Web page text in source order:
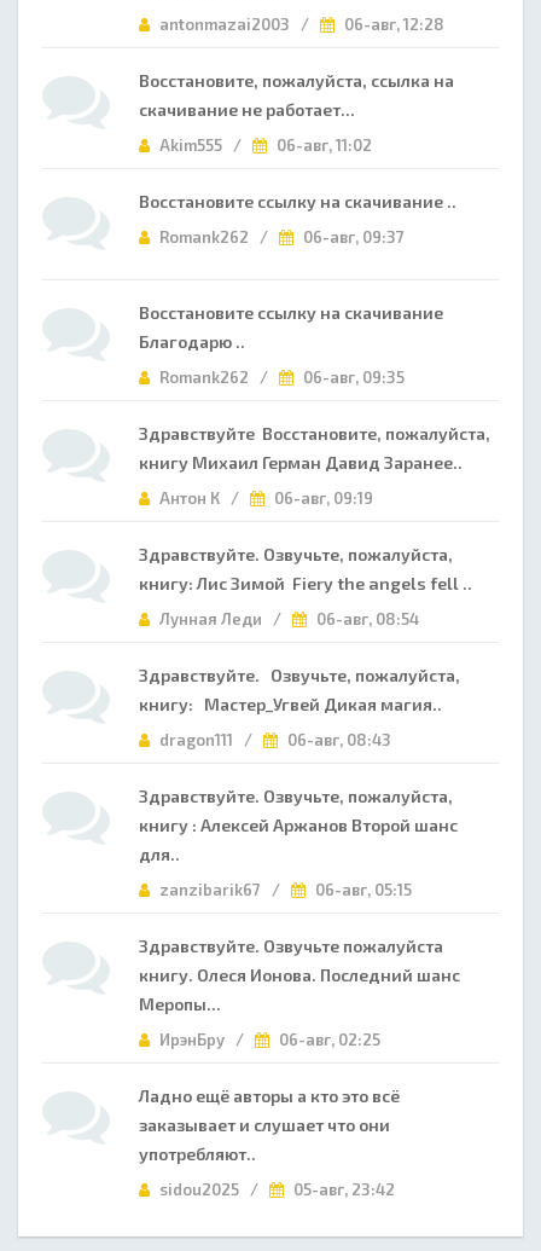
antonmazai2003 / 06-авг, 12:28
Восстановите, пожалуйста, ссылка на
скачивание не работает...
Akim555 / 06-авг, 11:02
Восстановите ссылку на скачивание ..
Romank262 / 06-авг, 09:37
Восстановите ссылку на скачивание
Благодарю ..
Romank262 / 06-авг, 09:35
Здравствуйте Восстановите, пожалуйста,
книгу Михаил Герман Давид Заранее..
Антон К / 06-авг, 09:19
Здравствуйте. Озвучьте, пожалуйста,
книгу: Лис Зимой Fiery the angels fell ..
Лунная Леди / 06-авг, 08:54
Здравствуйте. Озвучьте, пожалуйста,
книгу: Мастер_Угвей Дикая магия..
dragon111 / 06-авг, 08:43
Здравствуйте. Озвучьте, пожалуйста,
книгу : Алексей Аржанов Второй шанс
для..
zanzibarik67 / 06-авг, 05:15
Здравствуйте. Озвучьте пожалуйста
книгу. Олеся Ионова. Последний шанс
Меропы...
ИрэнБру / 06-авг, 02:25
Ладно ещё авторы а кто это всё
заказывает и слушает что они
употребляют..
sidou2025 / 05-авг, 23:42